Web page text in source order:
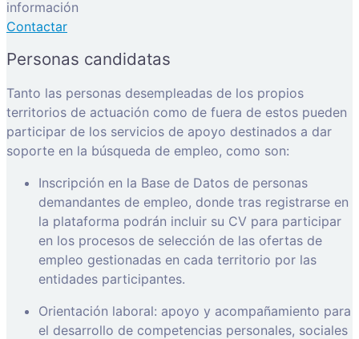
información
Contactar
Personas candidatas
Tanto las personas desempleadas de los propios
territorios de actuación como de fuera de estos pueden
participar de los servicios de apoyo destinados a dar
soporte en la búsqueda de empleo, como son:
Inscripción en la Base de Datos de personas
demandantes de empleo, donde tras registrarse en
la plataforma podrán incluir su CV para participar
en los procesos de selección de las ofertas de
empleo gestionadas en cada territorio por las
entidades participantes.
Orientación laboral: apoyo y acompañamiento para
el desarrollo de competencias personales, sociales